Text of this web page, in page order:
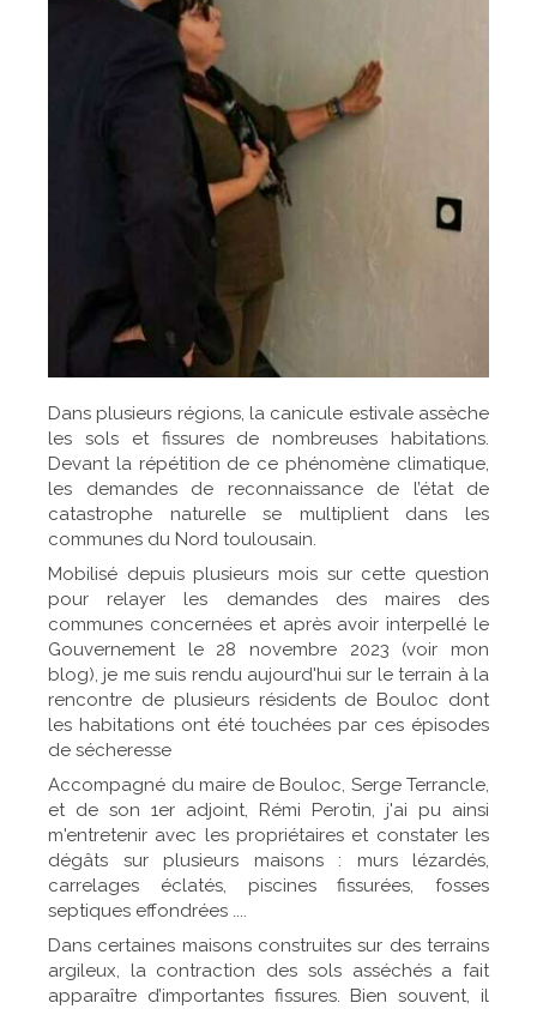
Dans plusieurs régions, la canicule estivale assèche
les sols et fissures de nombreuses habitations.
Devant la répétition de ce phénomène climatique,
les demandes de reconnaissance de l’état de
catastrophe naturelle se multiplient dans les
communes du Nord toulousain.
Mobilisé depuis plusieurs mois sur cette question
pour relayer les demandes des maires des
communes concernées et après avoir interpellé le
Gouvernement le 28 novembre 2023 (voir mon
blog), je me suis rendu aujourd'hui sur le terrain à la
rencontre de plusieurs résidents de Bouloc dont
les habitations ont été touchées par ces épisodes
de sécheresse
Accompagné du maire de Bouloc, Serge Terrancle,
et de son 1er adjoint, Rémi Perotin, j'ai pu ainsi
m'entretenir avec les propriétaires et constater les
dégâts sur plusieurs maisons : murs lézardés,
carrelages éclatés, piscines fissurées, fosses
septiques effondrées ....
Dans certaines maisons construites sur des terrains
argileux, la contraction des sols asséchés a fait
apparaître d’importantes fissures. Bien souvent, il